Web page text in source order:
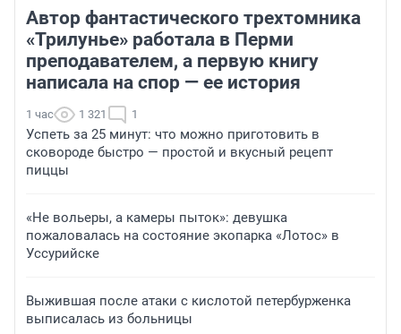
Автор фантастического трехтомника
«Трилунье» работала в Перми
преподавателем, а первую книгу
написала на спор — ее история
1 час 1 321 1
Успеть за 25 минут: что можно приготовить в
сковороде быстро — простой и вкусный рецепт
пиццы
«Не вольеры, а камеры пыток»: девушка
пожаловалась на состояние экопарка «Лотос» в
Уссурийске
Выжившая после атаки с кислотой петербурженка
выписалась из больницы